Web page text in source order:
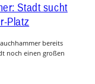
Stadt sucht
Platz
bereits
noch einen großen